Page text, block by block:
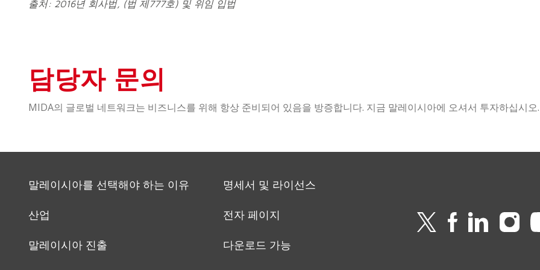
출처: 2016년 회사법, (법 제777호) 및 위임 입법
담당자 문의
MIDA의 글로벌 네트워크는 비즈니스를 위해 항상 준비되어 있음을 방증합니다. 지금 말레이시아에 오셔서 투자하십시오.
말레이시아를 선택해야 하는 이유
산업
말레이시아 진출
명세서 및 라이선스
전자 페이지
다운로드 가능